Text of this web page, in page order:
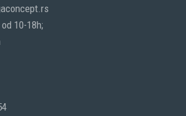
10-18h;